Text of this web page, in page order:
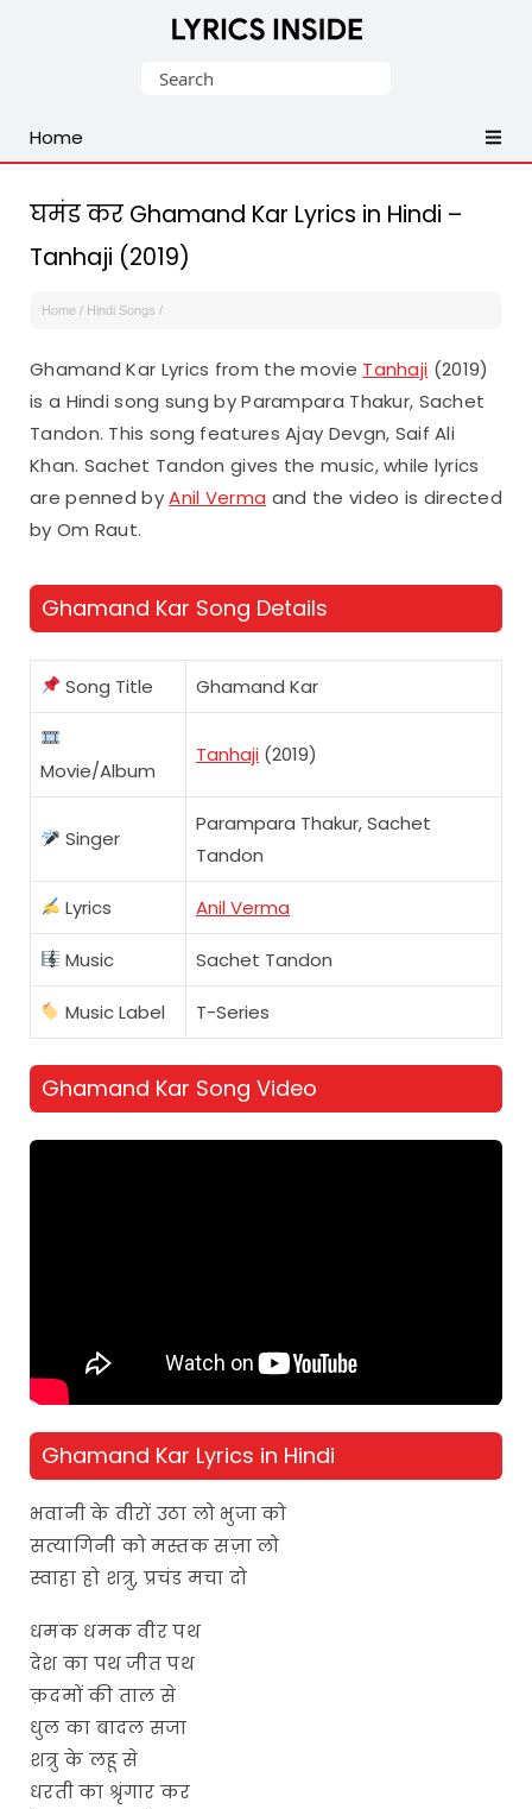
Malayalam,
English,
Songs
Lyrics
Search
Home
घमंड कर Ghamand Kar Lyrics in Hindi –
Tanhaji (2019)
Home / Hindi Songs /
Ghamand Kar Lyrics from the movie Tanhaji (2019)
is a Hindi song sung by Parampara Thakur, Sachet
Tandon. This song features Ajay Devgn, Saif Ali
Khan. Sachet Tandon gives the music, while lyrics
are penned byAnil Verma and the video is directed
by Om Raut.
Ghamand Kar Song Details
Song Title Ghamand Kar
Movie/Album
Tanhaji (2019)
Singer
Parampara Thakur, Sachet
Tandon
Lyrics Anil Verma
Music Sachet Tandon
Music Label T-Series
Ghamand Kar Song Video
Ghamand Kar Lyrics in Hindi
भवानी के वीरों उठा लो भुजा को
सत्यागिनी को मस्तक सज़ा लो
स्वाहा हो शत्रु, प्रचंड मचा दो
धमक धमक वीर पथ
देश का पथ जीत पथ
क़दमों की ताल से
धुल का बादल सजा
शत्रु के लहू से
धरती का श्रृंगार कर